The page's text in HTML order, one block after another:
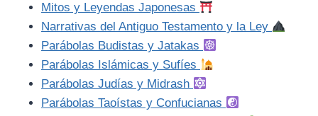
Mitos y Leyendas Japonesas
Narrativas del Antiguo Testamento y la Ley
Parábolas Budistas y Jatakas
Parábolas Islámicas y Sufíes
Parábolas Judías y Midrash
Parábolas Taoístas y Confucianas